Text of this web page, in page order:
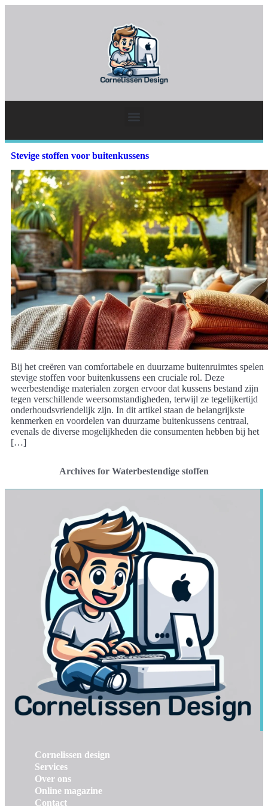
Stevige stoffen voor buitenkussens
Bij het creëren van comfortabele en duurzame buitenruimtes spelen
stevige stoffen voor buitenkussens een cruciale rol. Deze
weerbestendige materialen zorgen ervoor dat kussens bestand zijn
tegen verschillende weersomstandigheden, terwijl ze tegelijkertijd
onderhoudsvriendelijk zijn. In dit artikel staan de belangrijkste
kenmerken en voordelen van duurzame buitenkussens centraal,
evenals de diverse mogelijkheden die consumenten hebben bij het
[…]
Archives for Waterbestendige stoffen
Cornelissen design
Services
Over ons
Online magazine
Contact